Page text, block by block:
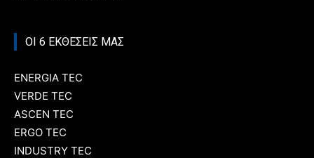
ΟΙ 6 ΕΚΘΕΣΕΙΣ ΜΑΣ
ENERGIA TEC
VERDE TEC
ASCEN TEC
ERGO TEC
INDUSTRY TEC